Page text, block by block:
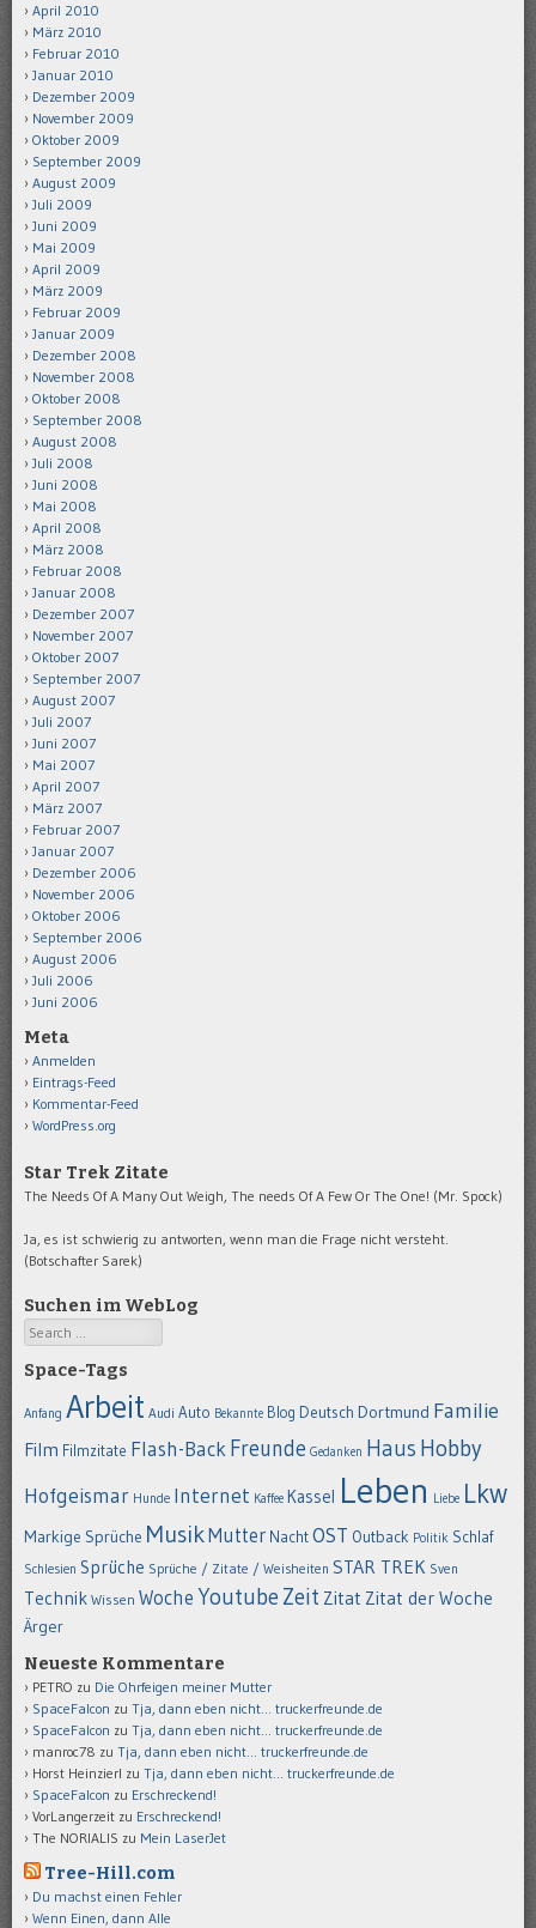
April 2010
März 2010
Februar 2010
Januar 2010
Dezember 2009
November 2009
Oktober 2009
September 2009
August 2009
Juli 2009
Juni 2009
Mai 2009
April 2009
März 2009
Februar 2009
Januar 2009
Dezember 2008
November 2008
Oktober 2008
September 2008
August 2008
Juli 2008
Juni 2008
Mai 2008
April 2008
März 2008
Februar 2008
Januar 2008
Dezember 2007
November 2007
Oktober 2007
September 2007
August 2007
Juli 2007
Juni 2007
Mai 2007
April 2007
März 2007
Februar 2007
Januar 2007
Dezember 2006
November 2006
Oktober 2006
September 2006
August 2006
Juli 2006
Juni 2006
Meta
Anmelden
Eintrags-Feed
Kommentar-Feed
WordPress.org
Star Trek Zitate
The Needs Of A Many Out Weigh, The needs Of A Few Or The One! (Mr. Spock)
Ja, es ist schwierig zu antworten, wenn man die Frage nicht versteht.
(Botschafter Sarek)
Suchen im WebLog
Search
Space-Tags
Anfang Arbeit Audi Auto Bekannte Blog Deutsch Dortmund Familie
Film Filmzitate Flash-BackFreunde Gedanken Haus Hobby
Hofgeismar Hunde Internet Kaffee Kassel Leben Liebe Lkw
Markige Sprüche MusikMutter NachtOST Outback Politik Schlaf
Schlesien Sprüche Sprüche / Zitate / Weisheiten STAR TREK Sven
Technik Wissen Woche Youtube Zeit Zitat Zitat der Woche
Ärger
Neueste Kommentare
PETRO zu Die Ohrfeigen meiner Mutter
SpaceFalcon zu Tja, dann eben nicht… truckerfreunde.de
SpaceFalcon zu Tja, dann eben nicht… truckerfreunde.de
manroc78 zu Tja, dann eben nicht… truckerfreunde.de
Horst Heinzierl zu Tja, dann eben nicht… truckerfreunde.de
SpaceFalcon zu Erschreckend!
VorLangerzeit zu Erschreckend!
The NORIALIS zu Mein LaserJet
Tree-Hill.com
Du machst einen Fehler
Wenn Einen, dann Alle